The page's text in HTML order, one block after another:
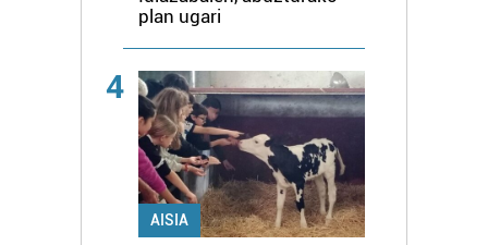
plan ugari
4
AISIA